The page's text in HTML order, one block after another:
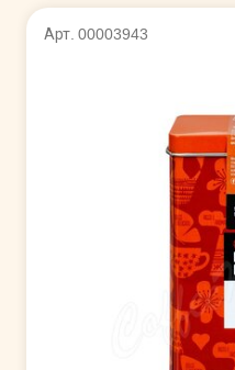
Арт. 00003943